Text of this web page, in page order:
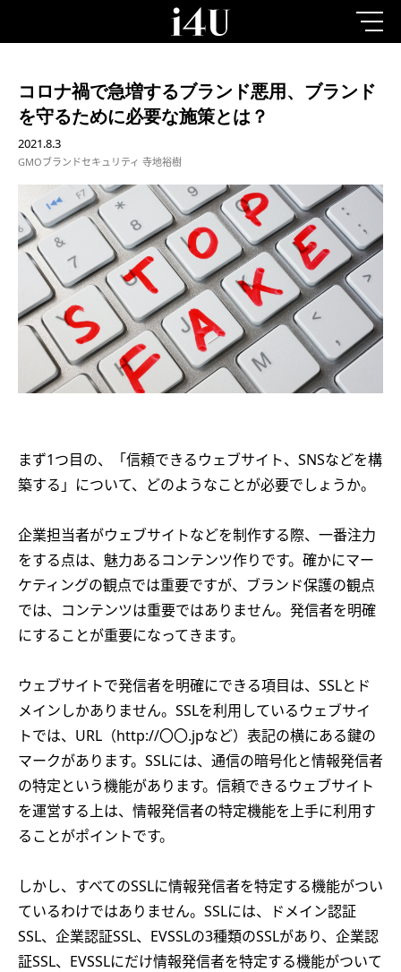
コロナ禍で急増するブランド悪用、ブランド
を守るために必要な施策とは？
2021.8.3
GMOブランドセキュリティ 寺地裕樹
まず1つ目の、「信頼できるウェブサイト、SNSなどを構
築する」について、どのようなことが必要でしょうか。
企業担当者がウェブサイトなどを制作する際、一番注力
をする点は、魅力あるコンテンツ作りです。確かにマー
ケティングの観点では重要ですが、ブランド保護の観点
では、コンテンツは重要ではありません。発信者を明確
にすることが重要になってきます。
ウェブサイトで発信者を明確にできる項目は、SSLとド
メインしかありません。SSLを利用しているウェブサイ
トでは、URL（http://〇〇.jpなど）表記の横にある鍵の
マークがあります。SSLには、通信の暗号化と情報発信者
の特定という機能があります。信頼できるウェブサイト
を運営する上は、情報発信者の特定機能を上手に利用す
ることがポイントです。
しかし、すべてのSSLに情報発信者を特定する機能がつい
ているわけではありません。SSLには、ドメイン認証
SSL、企業認証SSL、EVSSLの3種類のSSLがあり、企業認
証SSL、EVSSLにだけ情報発信者を特定する機能がついて